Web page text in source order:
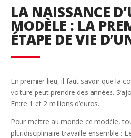
LA NAISSANCE
MODÈLE : LA
ÉTAPE DE VIE
En premier lieu, il faut savoir que la
voiture peut prendre des années.
Entre 1 et 2 millions d’euros.
Pour mettre au monde ce modèle,
pluridisciplinaire travaille ensemble :